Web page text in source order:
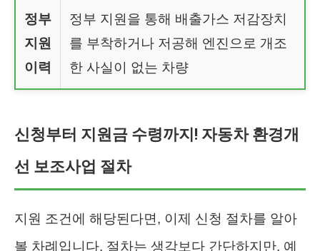
정부
지원
이력
정부 지원을 통해 배출가스 저감장치
를 부착하거나 저공해 엔진으로 개조
한 사실이 없는 차량
신청부터 지원금 수령까지! 자동차 환경개
선 보조사업 절차
지원 조건에 해당된다면, 이제 신청 절차를 알아
볼 차례입니다. 절차는 생각보다 간단하지만, 예